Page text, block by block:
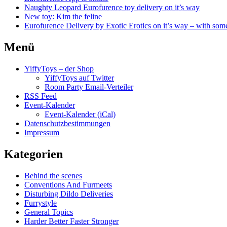
Naughty Leopard Eurofurence toy delivery on it’s way
New toy: Kim the feline
Eurofurence Delivery by Exotic Erotics on it’s way – with
Menü
YiffyToys – der Shop
YiffyToys auf Twitter
Room Party Email-Verteiler
RSS Feed
Event-Kalender
Event-Kalender (iCal)
Datenschutzbestimmungen
Impressum
Kategorien
Behind the scenes
Conventions And Furmeets
Disturbing Dildo Deliveries
Furrystyle
General Topics
Harder Better Faster Stronger